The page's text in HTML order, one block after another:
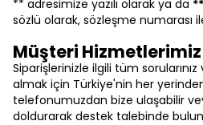
** adresimize yazılı olarak ya da **
sözlü olarak, sözleşme numarası
Müşteri Hizmetlerimiz
Siparişlerinizle ilgili tüm
almak için Türkiye'nin her
telefonumuzdan bize ulaşabilir
doldurarak destek talebinde